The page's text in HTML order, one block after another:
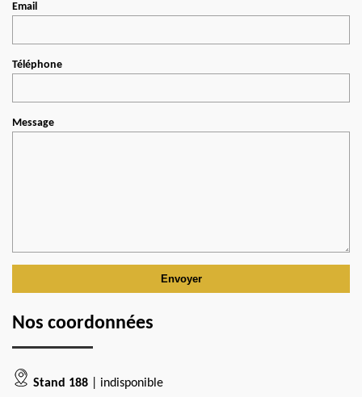
Email
Téléphone
Message
Nos coordonnées
Stand 188 | indisponible